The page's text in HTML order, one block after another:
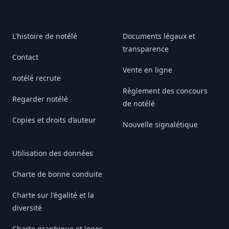
L'histoire de notélé
Contact
notélé recrute
Regarder notélé
Copies et droits d’auteur
Utilisation des données
Charte de bonne conduite
Charte sur l'égalité et la
diversité
Documents légaux et
transparence
Vente en ligne
Règlement des concours
de notélé
Nouvelle signalétique